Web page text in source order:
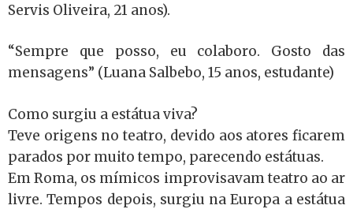
Servis Oliveira, 21 anos).
“Sempre que posso, eu colaboro. Gosto das
mensagens” (Luana Salbebo, 15 anos, estudante)
Como surgiu a estátua viva?
Teve origens no teatro, devido aos atores ficarem
parados por muito tempo, parecendo estátuas.
Em Roma, os mímicos improvisavam teatro ao ar
livre. Tempos depois, surgiu na Europa a estátua